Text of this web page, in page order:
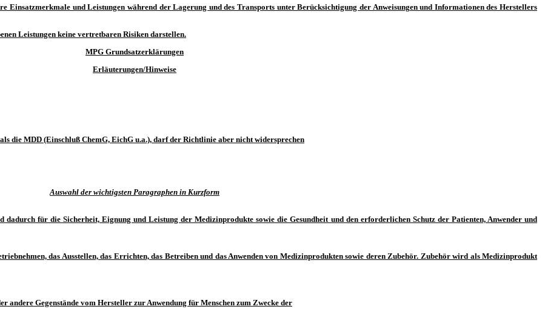
Einsatzmerkmale und Leistungen während der Lagerung und des Transports unter Berücksichtigung der Anweisungen und Informationen des Herstellers
Leistungen keine vertretbaren Risiken darstellen.
MPG Grundsatzerklärungen
Erläuterungen/Hinweise
die MDD (Einschluß ChemG, EichG u.a.), darf der Richtlinie aber nicht widersprechen
Auswahl der wichtigsten Paragraphen in Kurzform
dadurch für die Sicherheit, Eignung und Leistung der Medizinprodukte sowie die Gesundheit und den erforderlichen Schutz der Patienten, Anwender und
das Ausstellen, das Errichten, das Betreiben und das Anwenden von Medizinprodukten sowie deren Zubehör. Zubehör wird als Medizinprodukt
andere Gegenstände vom Hersteller zur Anwendung für Menschen zum Zwecke der